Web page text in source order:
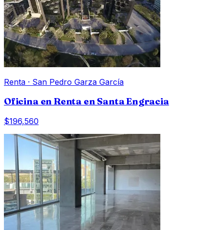
Renta · San Pedro Garza García
Oficina en Renta en Santa Engracia
$196,560